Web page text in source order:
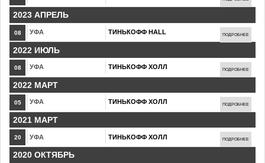
2023 АПРЕЛЬ
08 УФА ТИНЬКОФФ HALL ПОДРОБНЕЕ
2022 ИЮЛЬ
08 УФА ТИНЬКОФФ ХОЛЛ ПОДРОБНЕЕ
2022 МАРТ
05 УФА ТИНЬКОФФ ХОЛЛ ПОДРОБНЕЕ
2021 МАРТ
20 УФА ТИНЬКОФФ ХОЛЛ ПОДРОБНЕЕ
2020 ОКТЯБРЬ